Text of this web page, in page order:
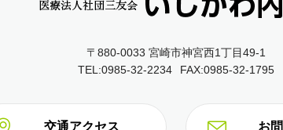
〒880-0033 宮崎市神宮西1丁目49‐1
TEL:0985-32-2234
FAX:0985-32-1795
交通アクセス お